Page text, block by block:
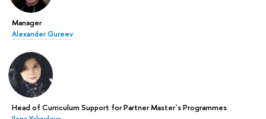
Manager
Alexander Gureev
Head of Curriculum Support for Partner Master`s Programmes